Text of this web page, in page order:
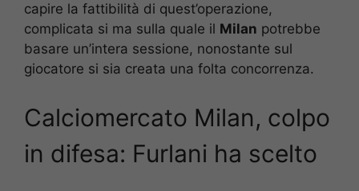
capire la fattibilità di quest’operazione,
complicata si ma sulla quale il Milan potrebbe
basare un’intera sessione, nonostante sul
giocatore si sia creata una folta concorrenza.
Calciomercato Milan, colpo
in difesa: Furlani ha scelto